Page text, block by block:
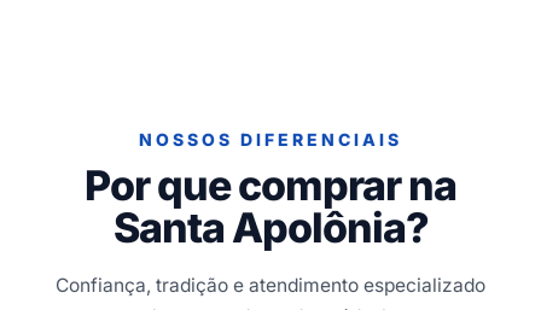
NOSSOS DIFERENCIAIS
Por que comprar na
Santa Apolônia?
Confiança, tradição e atendimento especializado